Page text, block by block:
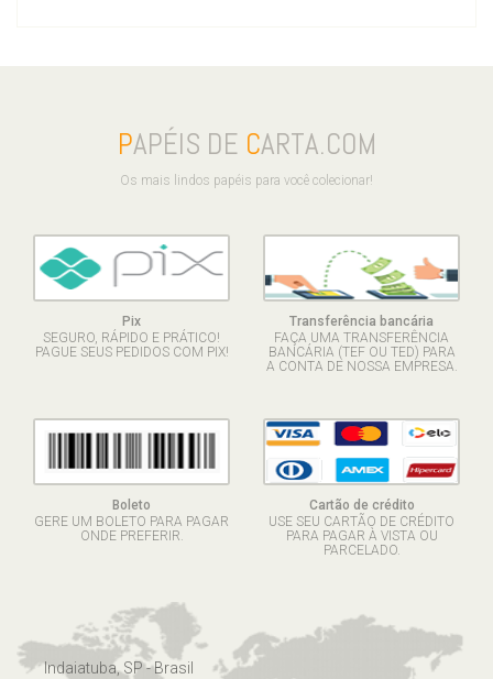
PAPÉIS DE CARTA.COM
Os mais lindos papéis para você colecionar!
Pix
SEGURO, RÁPIDO E PRÁTICO!
PAGUE SEUS PEDIDOS COM PIX!
Transferência bancária
FAÇA UMA TRANSFERÊNCIA
BANCÁRIA (TEF OU TED) PARA
A CONTA DE NOSSA EMPRESA.
Boleto
GERE UM BOLETO PARA PAGAR
ONDE PREFERIR.
Cartão de crédito
USE SEU CARTÃO DE CRÉDITO
PARA PAGAR À VISTA OU
PARCELADO.
Indaiatuba, SP - Brasil